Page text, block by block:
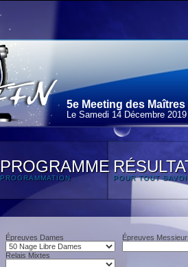
5e Meeting des
Le Samedi 14 Décembre 2019
PROGRAMME
PROGRAMMATION POUR TOUT
Épreuves Dames Épreuves
Relais Mixtes